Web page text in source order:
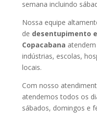
semana incluindo
Nossa equipe
de desentupimento
Copacabana
indústrias, escolas,
locais.
Com nosso
atendemos todos os
sábados, domingos e